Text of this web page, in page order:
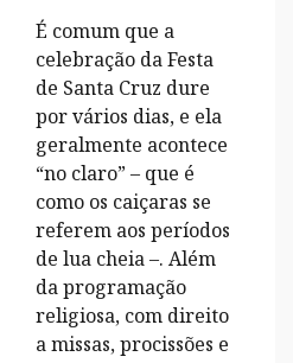
É comum que a
celebração da Festa
de Santa Cruz dure
por vários dias, e ela
geralmente acontece
“no claro” – que é
como os caiçaras se
referem aos períodos
de lua cheia –. Além
da programação
religiosa, com direito
a missas, procissões e